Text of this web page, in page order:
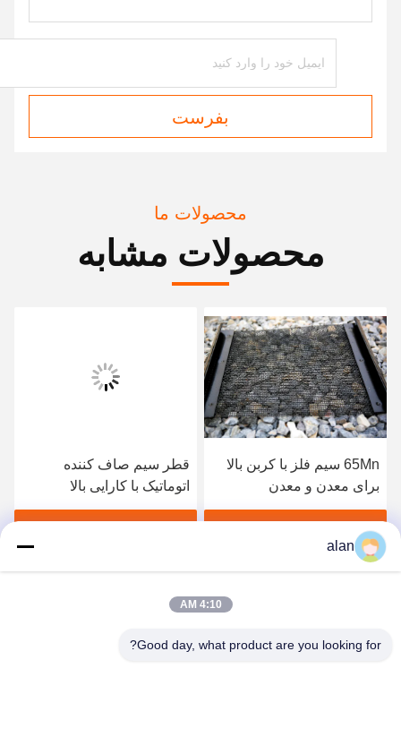
بفرست
محصولات ما
محصولات مشابه
65Mn سیم فلز با کربن بالا
برای معدن و معدن
بهترین قیمت رو بدست بیار
قطر سیم صاف کننده
اتوماتیک با کارایی بالا
0.2mm-1.2mm
alan
4:10 AM
Good day, what product are you looking for?